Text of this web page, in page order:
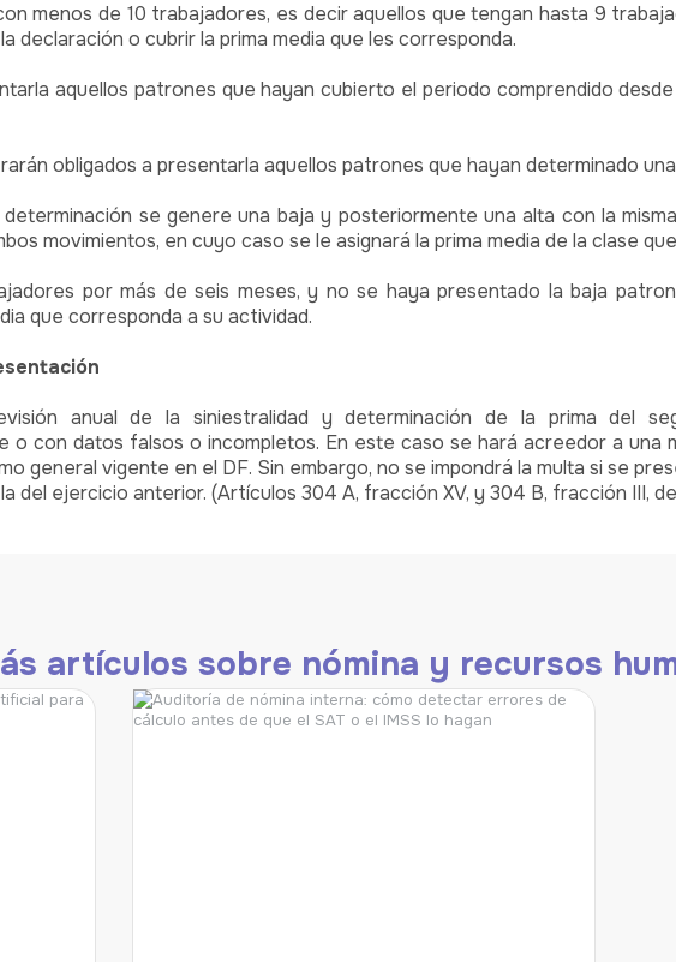
menos de 10 trabajadores, es decir aquellos que tengan hasta 9
declaración o cubrir la prima media que les corresponda.
aquellos patrones que hayan cubierto el periodo comprendido
obligados a presentarla aquellos patrones que hayan determinado
se genere una baja y posteriormente una alta con la
movimientos, en cuyo caso se le asignará la prima media de la clase
por más de seis meses, y no se haya presentado la baja
que corresponda a su actividad.
anual de la siniestralidad y determinación de la prima del
o con datos falsos o incompletos. En este caso se hará acreedor a una
general vigente en el DF. Sin embargo, no se impondrá la multa si se
del ejercicio anterior. (Artículos 304 A, fracción XV, y 304 B, fracción III,
artículos sobre nómina y recursos